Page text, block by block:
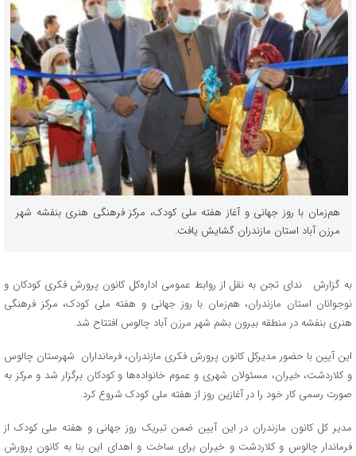
هم‌زمان با روز جهانی و آغاز هفته ملی کودک، مرکز فرهنگی هنری بنفشه شهر
مرزن آباد استان مازندران گشایش یافت.
به گزارش ندای تجن به نقل از روابط عمومی اداره‌کل کانون پرورش فکری کودکان و
نوجوانان استان مازندران، هم‌زمان با روز جهانی و هفته ملی کودک، مرکز فرهنگی
هنری بنفشه در منطقه بیرون بشم شهر مرزن آباد چالوس افتتاح شد.
این آیین با حضور مدیرکل کانون پرورش فکری مازندران، فرمانداران شهرستان چالوس
و کلاردشت، خیران، مسئولان شهری و عموم خانواده‌ها و کودکان برگزار شد و مرکز به
صورت رسمی کار خود را در آغازین روز از هفته ملی کودک شروع کرد.
مدیر کل کانون مازندران در این آیین ضمن تبریک روز جهانی و هفته ملی کودک از
فرماندار چالوس و کلاردشت و خیران برای ساخت و اهدای این بنا به کانون پرورش